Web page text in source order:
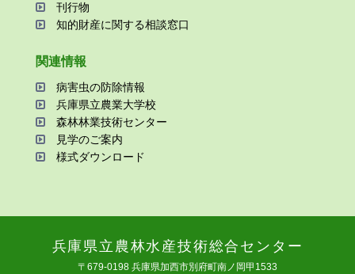
刊⾏物
知的財産に関する相談窓⼝
関連情報
病害⾍の防除情報
兵庫県⽴農業⼤学校
森林林業技術センター
⾒学のご案内
様式ダウンロード
兵庫県⽴農林⽔産技術総合センター
〒679-0198 兵庫県加⻄市別府町南ノ岡甲1533